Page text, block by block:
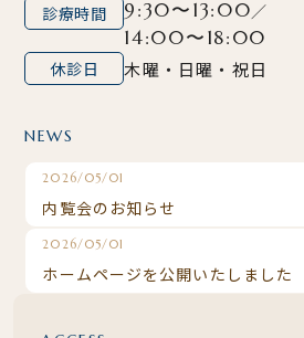
診療時間 9:30〜13:00／
14:00〜18:00
休診日 木曜・日曜・祝日
NEWS
2026/05/01
内覧会のお知らせ
2026/05/01
ホームページを公開いたしました